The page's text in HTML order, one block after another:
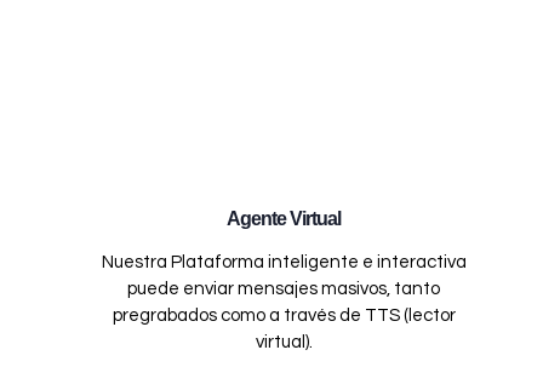
Agente Virtual
Nuestra Plataforma inteligente e interactiva
puede enviar mensajes masivos, tanto
pregrabados como a través de TTS (lector
virtual).